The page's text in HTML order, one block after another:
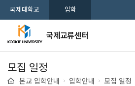
국제대학교 입학
국제교류센터
본교 입학안내 입학안내 모집 일정
모집 일정